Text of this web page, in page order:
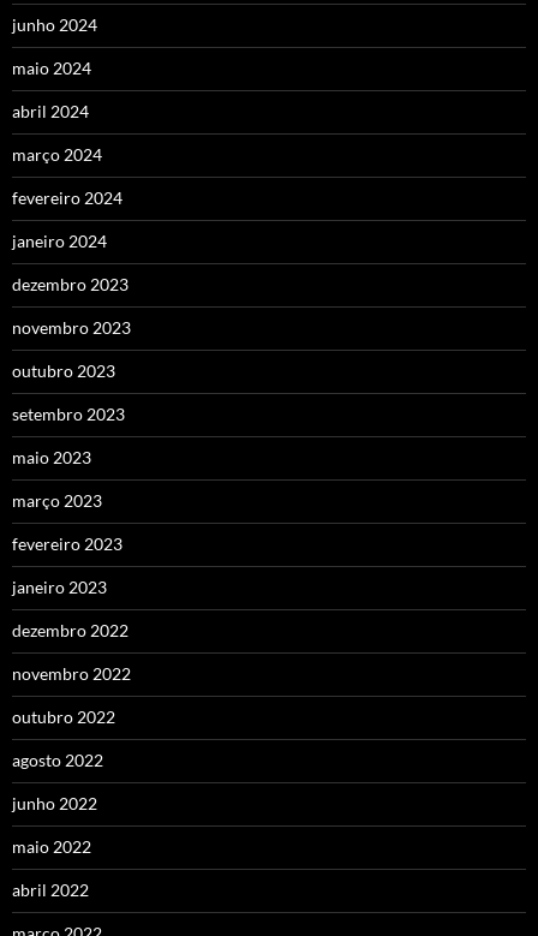
junho 2024
maio 2024
abril 2024
março 2024
fevereiro 2024
janeiro 2024
dezembro 2023
novembro 2023
outubro 2023
setembro 2023
maio 2023
março 2023
fevereiro 2023
janeiro 2023
dezembro 2022
novembro 2022
outubro 2022
agosto 2022
junho 2022
maio 2022
abril 2022